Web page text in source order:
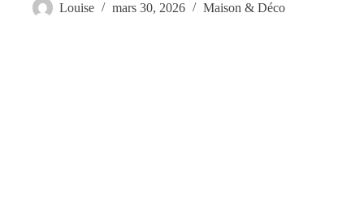
Louise mars 30, 2026 Maison & Déco